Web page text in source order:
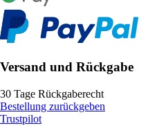
Versand und Rückgabe
30 Tage Rückgaberecht
Bestellung zurückgeben
Trustpilot